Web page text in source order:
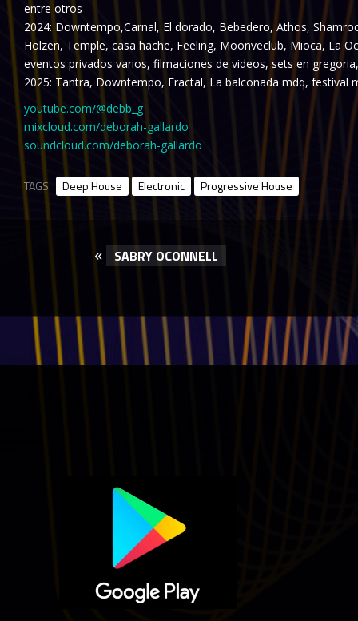
entre otros
2024: Downtempo,Carnal, El dorado, Bebedero, Athos,
Holzen, Temple, casa hache, Feeling, Moonveclub, Mioca, La
eventos privados varios, filmaciones de videos, sets en
2025: Tantra, Downtempo, Fractal, La balconada mdq, festival
youtube.com/@debb_g
mixcloud.com/deborah-gallardo
soundcloud.com/deborah-gallardo
TAGS Deep House Electronic Progressive House
« SABRY OCONNELL